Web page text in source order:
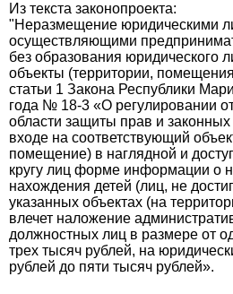
Из текста законопроекта:
"Неразмещение юридическими
осуществляющими
без образования юридического
объекты (территории,
статьи 1 Закона Республики
года № 18-3 «О регулировании
области защиты прав и
входе на соответствующий
помещение) в наглядной и
кругу лиц форме информации о
нахождения детей (лиц, не
указанных объектах (на
влечет наложение
должностных лиц в размере от
трех тысяч рублей, на
рублей до пяти тысяч рублей».